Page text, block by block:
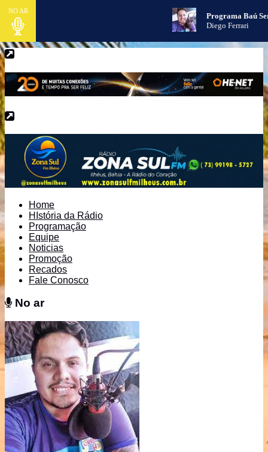
NO AR
Programa Baú
Diego Ferrari
Home
HIstória da Rádio
Programação
Equipe
Noticias
Promoção
Recados
Fale Conosco
No ar